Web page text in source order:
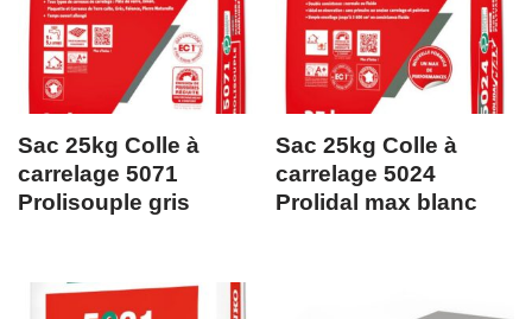
Sac 25kg Colle à
carrelage 5071
Prolisouple gris
Sac 25kg Colle à
carrelage 5024
Prolidal max blanc